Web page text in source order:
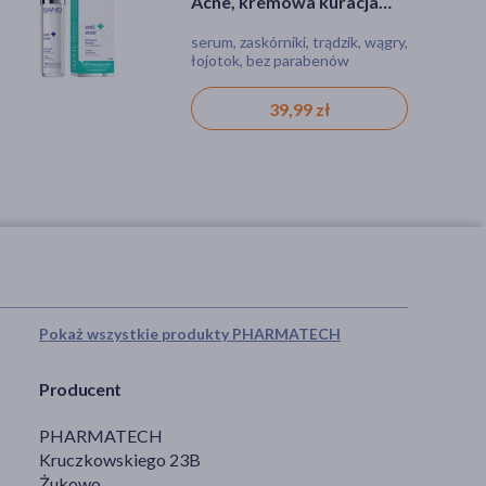
salicylowy + olejek z
ml
serum, zaskórniki, trądzik, wągry,
łojotok, bez parabenów
39,99 zł
olejek, zaskórniki, trądzik, wągry,
łojotok, bez parabenów
9,99 zł
Pokaż wszystkie produkty PHARMATECH
Producent
PHARMATECH
Kruczkowskiego 23B